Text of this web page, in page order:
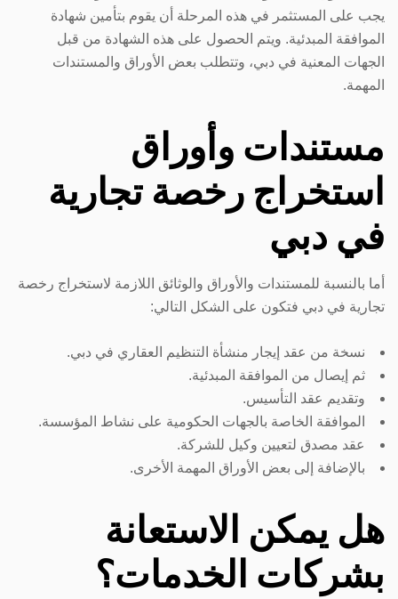
يجب على المستثمر في هذه المرحلة أن يقوم بتأمين شهادة
الموافقة المبدئية. ويتم الحصول على هذه الشهادة من قبل
الجهات المعنية في دبي، وتتطلب بعض الأوراق والمستندات
المهمة.
مستندات وأوراق
استخراج رخصة تجارية
في دبي
أما بالنسبة للمستندات والأوراق والوثائق اللازمة لاستخراج رخصة
تجارية في دبي فتكون على الشكل التالي:
نسخة من عقد إيجار منشأة التنظيم العقاري في دبي.
ثم إيصال من الموافقة المبدئية.
وتقديم عقد التأسيس.
الموافقة الخاصة بالجهات الحكومية على نشاط المؤسسة.
عقد مصدق لتعيين وكيل للشركة.
بالإضافة إلى بعض الأوراق المهمة الأخرى.
هل يمكن الاستعانة
بشركات الخدمات؟